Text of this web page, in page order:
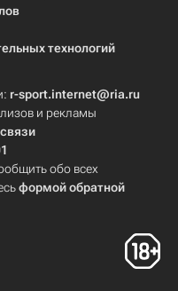
технологий
r-sport.internet@ria.ru
и рекламы
обо всех
формой обратной